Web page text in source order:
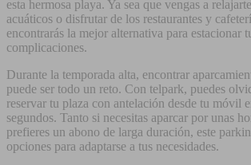
esta hermosa playa. Ya sea que vengas a
acuáticos o disfrutar de los restaurantes y
encontrarás la mejor alternativa para estacionar
complicaciones.
Durante la temporada alta, encontrar
puede ser todo un reto. Con telpark, puedes
reservar tu plaza con antelación desde tu móvil
segundos. Tanto si necesitas aparcar por unas
prefieres un abono de larga duración, este
opciones para adaptarse a tus necesidades.